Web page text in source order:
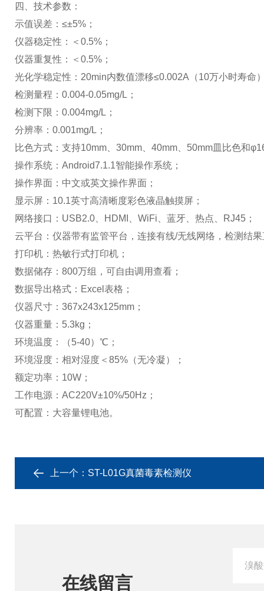
四、技术参数：
示值误差：≤±5%；
仪器稳定性：＜0.5%；
仪器重复性：＜0.5%；
光化学稳定性：20min内数值漂移≤0.002A（10万小时寿命
检测量程：0.004-0.05mg/L；
检测下限：0.004mg/L；
分辨率：0.001mg/L；
比色方式：支持10mm、30mm、40mm、50mm皿比色和
操作系统：Android7.1.1智能操作系统；
操作界面：中文或英文操作界面；
显示屏：10.1英寸高清晰度彩色液晶触摸屏；
网络接口：USB2.0、HDMI、WiFi、蓝牙、热点、RJ45；
云平台：仪器带有监管平台，连接有线/无线网络，检测结
打印机：热敏行式打印机；
数据储存：800万组，可自由调用查看；
数据导出格式：Excel表格；
仪器尺寸：367x243x125mm；
仪器重量：5.3kg；
环境温度：（5-40）℃；
环境湿度：相对湿度＜85%（无冷凝）；
额定功率：10W；
工作电源：AC220V±10%/50Hz；
可配置：大容量锂电池。
上一个： ST-L01G真菌毒素检测仪
在线留言